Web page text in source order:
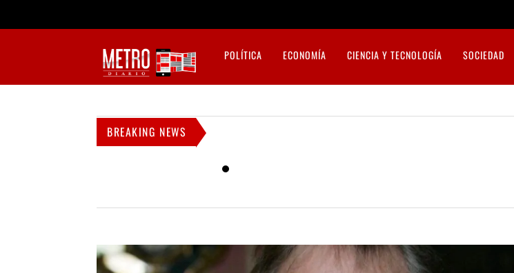
POLÍTICA ECONOMÍA CIENCIA Y TECNOLOGÍA SOCIEDAD
BREAKING NEWS